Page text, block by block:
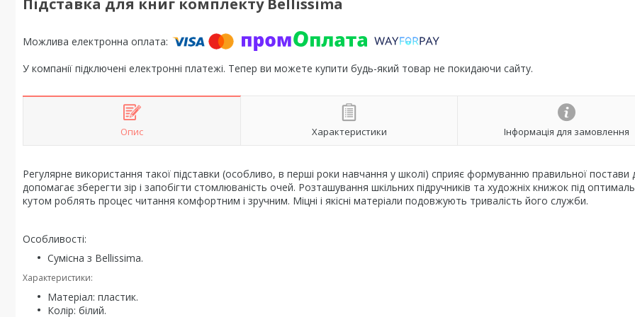
Підставка для книг комплекту Bellissima
У компанії підключені електронні платежі. Тепер ви можете купити будь-який товар не покидаючи сайту.
Опис Характеристики Інформація для замовлення
Регулярне використання такої підставки (особливо, в перші роки навчання у школі) сприяє формуванню правильної постави
допомагає зберегти зір і запобігти стомлюваність очей. Розташування шкільних підручників та художніх книжок під
кутом роблять процес читання комфортним і зручним. Міцні і якісні матеріали подовжують тривалість його служби.
Особливості:
Сумісна з Bellissima.
Характеристики:
Матеріал: пластик.
Колір: білий.